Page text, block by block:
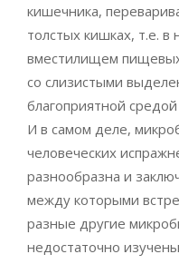
кишечника,
толстых кишках, т.е.
вместилищем
со слизистыми
благоприятной
И в самом деле,
человеческих
разнообразна и
между которыми
разные другие
недостаточно